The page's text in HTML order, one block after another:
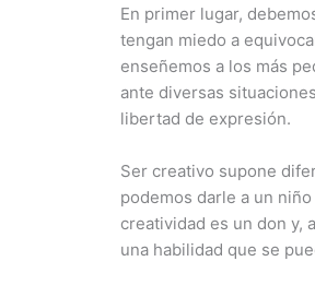
En primer lugar,
tengan miedo a
enseñemos a los más
ante diversas
libertad de expresión.
Ser creativo supone
podemos darle a un
creatividad es un don y,
una habilidad que se